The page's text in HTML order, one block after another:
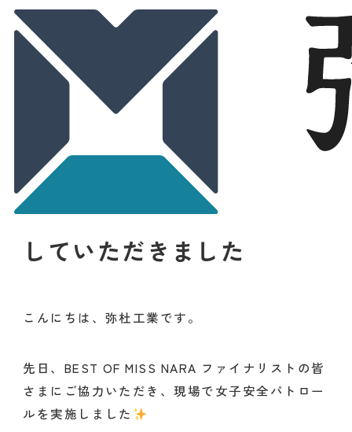
2026.05.22 取り組み
BEST OF MISS NARA ファ
イナリストの皆さまに「女
子安全パトロール」を実施
していただきました
こんにちは、弥杜工業です。
先日、BEST OF MISS NARA ファイナリストの皆
さまにご協力いただき、現場で女子安全パトロー
ルを実施しました